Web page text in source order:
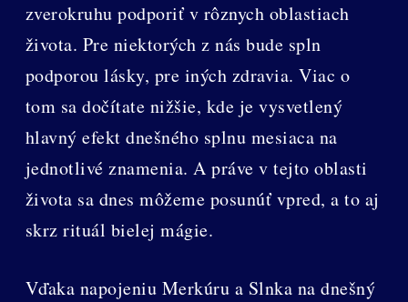
zverokruhu podporiť v rôznych oblastiach
života. Pre niektorých z nás bude spln
podporou lásky, pre iných zdravia. Viac o
tom sa dočítate nižšie, kde je vysvetlený
hlavný efekt dnešného splnu mesiaca na
jednotlivé znamenia. A práve v tejto oblasti
života sa dnes môžeme posunúť vpred, a to aj
skrz rituál bielej mágie.
Vďaka napojeniu Merkúru a Slnka na dnešný